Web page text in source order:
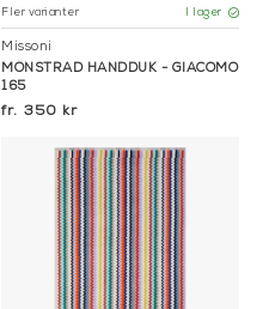
Fler varianter I lager
Missoni
MÖNSTRAD HANDDUK - GIACOMO
165
350 kr